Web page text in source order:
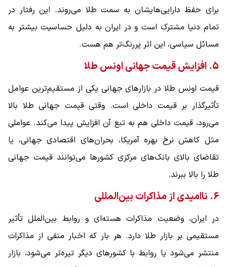
برای حفظ دارایی‌هایشان به سمت طلا می‌روند. این رفتار در
تمام دنیا مشترک است و در ایران به دلیل حساسیت بیشتر به
مسائل سیاسی، این اثر پررنگ‌تر هم هست.
۵. افزایش قیمت جهانی اونس طلا
قیمت اونس طلا در بازارهای جهانی یکی از مستقیم‌ترین عوامل
تأثیرگذار بر قیمت داخلی است. وقتی قیمت جهانی طلا بالا
می‌رود، قیمت داخلی هم به تبع آن افزایش پیدا می‌کند. عواملی
مثل کاهش نرخ بهره آمریکا، بحران‌های اقتصادی جهانی، یا
تقاضای بالای بانک‌های مرکزی کشورها می‌توانند قیمت جهانی
طلا را بالا ببرند.
۶. ناامیدی از مذاکرات بین‌المللی
در ایران، وضعیت مذاکرات هسته‌ای و روابط بین‌الملل تأثیر
مستقیمی بر بازار طلا دارد. هر بار که اخبار منفی از مذاکرات
منتشر می‌شود یا روابط با کشورهای دیگر تیره‌تر می‌شود، بازار